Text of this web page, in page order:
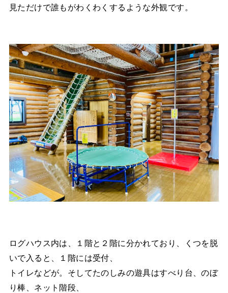
見ただけで誰もがわくわくするような外観です。
ログハウス内は、１階と２階に分かれており、くつを脱
いで入ると、１階には受付、
トイレなどが。そしてたのしみの遊具はすべり台、のぼ
り棒、ネット階段、